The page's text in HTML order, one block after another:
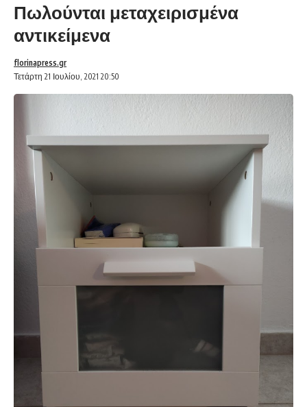
Πωλούνται μεταχειρισμένα
αντικείμενα
Τετάρτη 21 Ιουλίου, 2021 20:50
florinapress.gr